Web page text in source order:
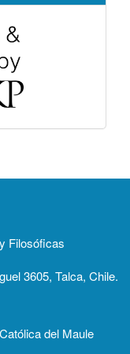
Filosóficas
3605, Talca, Chile.
del Maule